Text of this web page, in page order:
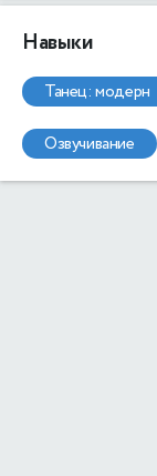
Навыки
танец: модерн
озвучивание